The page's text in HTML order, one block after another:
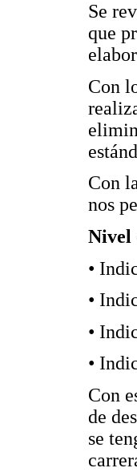
Se
que
Con
Con
nos
Nivel
•
•
•
•
Con
de
se